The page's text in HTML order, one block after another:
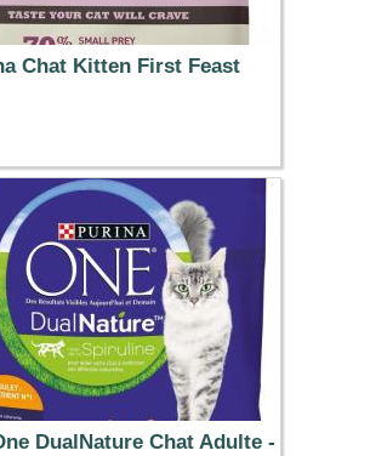
Chat Kitten First Feast
19.99 €
DualNature Chat Adulte -